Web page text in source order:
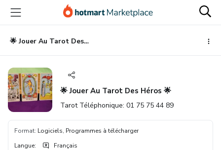
vers
contenu
principal
vers
bas
de
🌟 Jouer Au Tarot Des Héros 🌟
🌟 Jouer Au Tarot Des Héros 🌟
Tarot Téléphonique: 01 75 75 44 89
Format: Logiciels, Programmes à télécharger
Langue: Français